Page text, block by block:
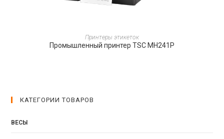
ПОДРОБНЕЕ
Принтеры этикеток
Промышленный принтер TSC MH241P
КАТЕГОРИИ ТОВАРОВ
ВЕСЫ